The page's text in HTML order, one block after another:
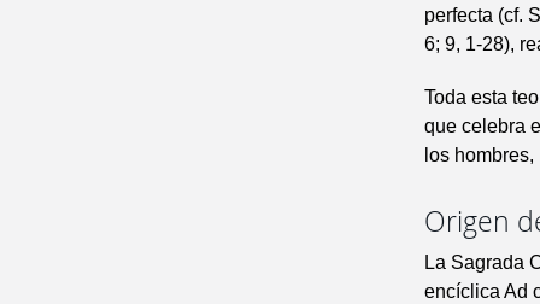
perfecta (cf.
6; 9, 1-28),
Toda esta
que celebra
los
Origen
La Sagrada
encíclica Ad